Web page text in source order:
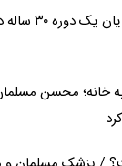
بر اقتصاد
تل‌آویو-واشنگتن
درگذشت
خانه؛ محسن